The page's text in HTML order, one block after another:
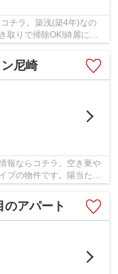
チラ。築浅(築4年)なの
取りで掃除OK!綺麗に保
尼崎
報ならコチラ。空き巣や
プの物件です。陽当たり
...
のアパート